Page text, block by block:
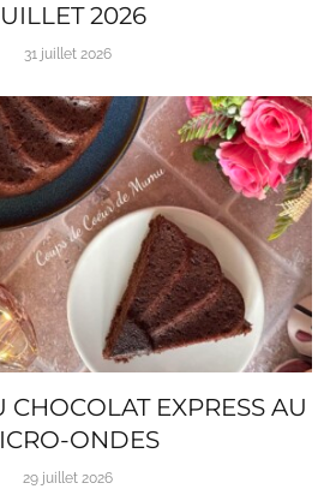
2026
31 juillet 2026
EXPRESS AU
ONDES
29 juillet 2026